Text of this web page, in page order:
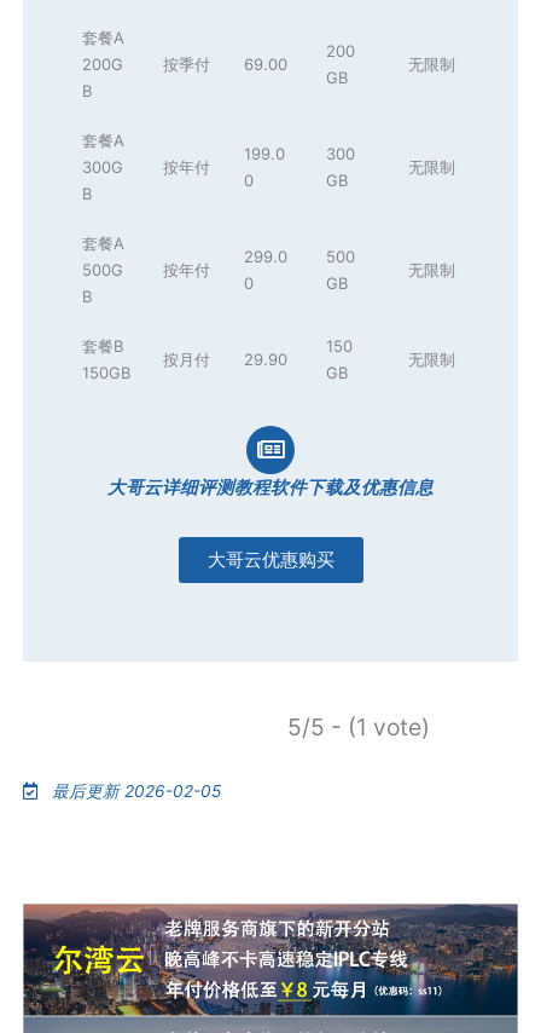
套餐A
200G
B
按季付 69.00
200
GB
无限制
套餐A
300G
B
按年付
199.0
0
300
GB
无限制
套餐A
500G
B
按年付
299.0
0
500
GB
无限制
套餐B
150GB
按月付 29.90
150
GB
无限制
大哥云详细评测教程软件下载及优惠信息
大哥云优惠购买
5/5 - (1 vote)
最后更新 2026-02-05